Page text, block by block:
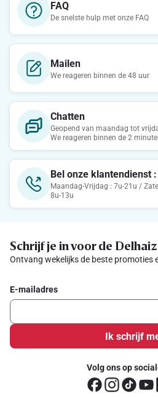
FAQ
De snelste hulp met onze FAQ
Mailen
We reageren binnen de 48 uur
Chatten
Geopend van maandag tot
We reageren binnen de 2
Bel onze klantendienst
Maandag-Vrijdag : 7u-21u /
8u-13u
Schrijf je in voor de
Ontvang wekelijks de beste promoties
E-mailadres
Ik schrijf
Volg ons op